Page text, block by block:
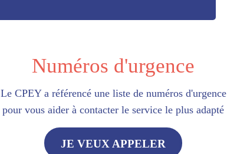
Numéros d'urgence
Le CPEY a référencé une liste de numéros d'urgence
pour vous aider à contacter le service le plus adapté
JE VEUX APPELER